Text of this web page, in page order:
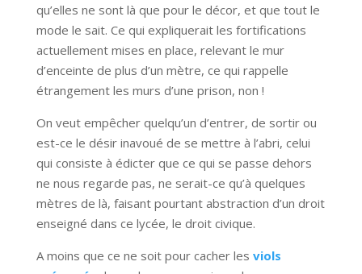
qu’elles ne sont là que pour le décor, et que tout le
mode le sait. Ce qui expliquerait les fortifications
actuellement mises en place, relevant le mur
d’enceinte de plus d’un mètre, ce qui rappelle
étrangement les murs d’une prison, non !
On veut empêcher quelqu’un d’entrer, de sortir ou
est-ce le désir inavoué de se mettre à l’abri, celui
qui consiste à édicter que ce qui se passe dehors
ne nous regarde pas, ne serait-ce qu’à quelques
mètres de là, faisant pourtant abstraction d’un droit
enseigné dans ce lycée, le droit civique.
A moins que ce ne soit pour cacher les viols